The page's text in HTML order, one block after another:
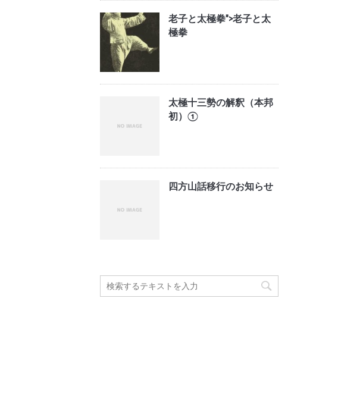
老子と太極拳">老子と太
極拳
太極十三勢の解釈（本邦
初）①
四方山話移行のお知らせ